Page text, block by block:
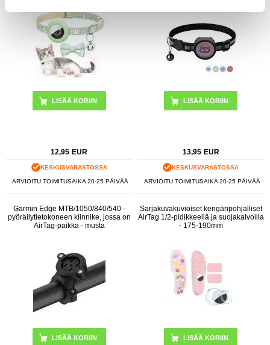
LISÄÄ KORIIN
12,95 EUR
KESKUSVARASTOSSA
ARVIOITU TOIMITUSAIKA 20-25 PÄIVÄÄ
LISÄÄ KORIIN
13,95 EUR
KESKUSVARASTOSSA
ARVIOITU TOIMITUSAIKA 20-25 PÄIVÄÄ
Garmin Edge MTB/1050/840/540 -
pyöräilytietokoneen kiinnike, jossa on
AirTag-paikka - musta
Sarjakuvakuvioiset kengänpohjalliset
AirTag 1/2-pidikkeellä ja suojakalvoilla
- 175-190mm
LISÄÄ KORIIN